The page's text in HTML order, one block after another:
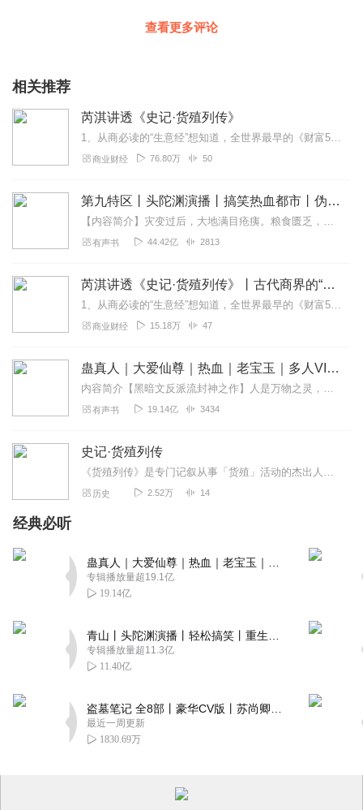
查看更多评论
相关推荐
芮淇讲透《史记·货殖列传》
1、从商必读的“生意经”想知道，全世界最早的《财富500强》手册，古代版的富豪排行榜吗？想知道古代那样恶劣的经商环境中还能有白手起家的富豪故事吗？那一定要知道中...
商业财经 76.80万 50
第九特区丨头陀渊演播丨搞笑热血都市丨伪戒丨VIP免费多人有声剧
【内容简介】灾变过后，大地满目疮痍。粮食匮乏，资源紧俏，局势混乱……一位从待规划区杀出来的青年，背对着漫天黄沙，孤身来到九区谋生，却不曾想偶然结识三五好友，一念...
有声书 44.42亿 2813
芮淇讲透《史记·货殖列传》丨古代商界的“孙子兵法”
1、从商必读的“生意经”想知道，全世界最早的《财富500强》手册，古代版的富豪排行榜吗？想知道古代那样恶劣的经商环境中还能有白手起家的富豪故事吗？那一定要知道中...
商业财经 15.18万 47
蛊真人｜大爱仙尊｜热血｜老宝玉｜多人VIP免费有声剧
内容简介【黑暗文反派流封神之作】人是万物之灵，蛊是天地真精。一个穿越者不断重生的故事。一个养蛊、炼蛊、用蛊的奇特世界。配音组（男角色）老宝玉旁白...
有声书 19.14亿 3434
史记·货殖列传
《货殖列传》是专门记叙从事「货殖」活动的杰出人物的类传，也是反映司马迁经济思想和物质观的重要篇章。“货殖”是指谋求“滋生资货财利”以致富，即利用货物的生产与交换...
历史 2.52万 14
经典必听
专辑播放量超19.1亿
19.14亿
专辑播放量超11.3亿
11.40亿
最近一周更新
1830.69万